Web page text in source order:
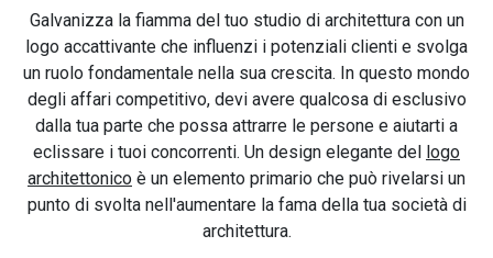
Galvanizza la fiamma del tuo studio di architettura con un
logo accattivante che influenzi i potenziali clienti e svolga
un ruolo fondamentale nella sua crescita. In questo mondo
degli affari competitivo, devi avere qualcosa di esclusivo
dalla tua parte che possa attrarre le persone e aiutarti a
eclissare i tuoi concorrenti. Un design elegante del logo
architettonico è un elemento primario che può rivelarsi un
punto di svolta nell'aumentare la fama della tua società di
architettura.